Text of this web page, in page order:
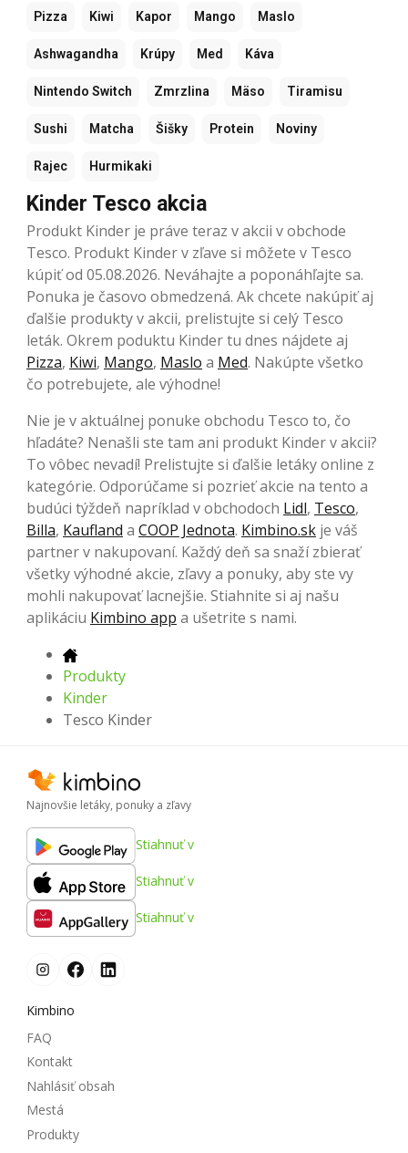
Pizza Kiwi Kapor Mango Maslo
Ashwagandha Krúpy Med Káva
Nintendo Switch Zmrzlina Mäso Tiramisu
Sushi Matcha Šišky Protein Noviny
Rajec Hurmikaki
Kinder Tesco akcia
Produkt Kinder je práve teraz v akcii v obchode
Tesco. Produkt Kinder v zľave si môžete v Tesco
kúpiť od 05.08.2026. Neváhajte a poponáhľajte sa.
Ponuka je časovo obmedzená. Ak chcete nakúpiť aj
ďalšie produkty v akcii, prelistujte si celý Tesco
leták. Okrem poduktu Kinder tu dnes nájdete aj
Pizza, Kiwi, Mango, Maslo a Med. Nakúpte všetko
čo potrebujete, ale výhodne!
Nie je v aktuálnej ponuke obchodu Tesco to, čo
hľadáte? Nenašli ste tam ani produkt Kinder v akcii?
To vôbec nevadí! Prelistujte si ďalšie letáky online z
kategórie. Odporúčame si pozrieť akcie na tento a
budúci týždeň napríklad v obchodoch Lidl, Tesco,
Billa, Kaufland a COOP Jednota. Kimbino.sk je váš
partner v nakupovaní. Každý deň sa snaží zbierať
všetky výhodné akcie, zľavy a ponuky, aby ste vy
mohli nakupovať lacnejšie. Stiahnite si aj našu
aplikáciu Kimbino app a ušetrite s nami.
Produkty
Kinder
Tesco Kinder
Najnovšie letáky, ponuky a zľavy
Stiahnuť v
Stiahnuť v
Stiahnuť v
Kimbino
FAQ
Kontakt
Nahlásiť obsah
Mestá
Produkty